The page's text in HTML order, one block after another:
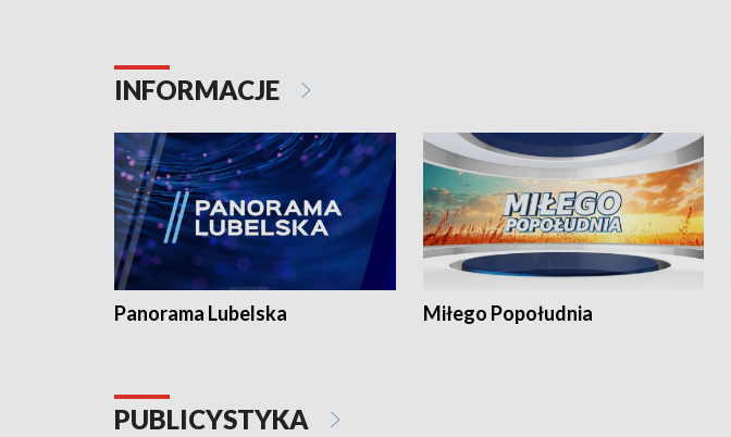
INFORMACJE
Panorama Lubelska Miłego Popołudnia
PUBLICYSTYKA